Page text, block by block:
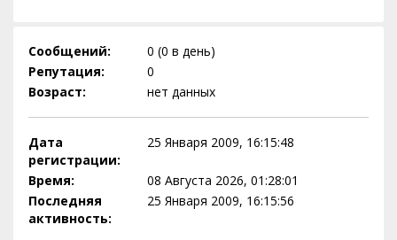
Сообщений:
0 (0 в день)
Репутация:
0
Возраст:
нет данных
Дата
регистрации:
25 Января 2009, 16:15:48
Время:
08 Августа 2026, 01:28:01
Последняя
активность:
25 Января 2009, 16:15:56